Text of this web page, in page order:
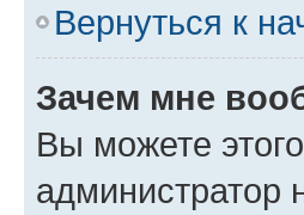
Вернуться к
Зачем мне
Вы можете